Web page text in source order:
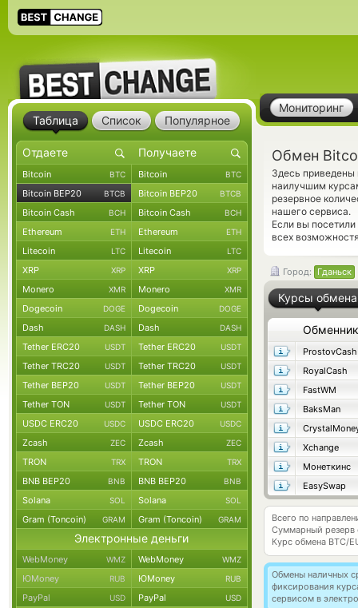
Мониторинг
Обмен
Здесь
наилучшим
резервное
нашего сервиса.
Если вы
всех
Город: Гданьск
Курсы обмена
Обменник
ProstovCash
RoyalCash
FastWM
BaksMan
Xchange
Монеткинс
EasySwap
Всего по
Суммарный резерв
Курс обмена BTC/
Обмены наличных
фиксирования
сервисом в
Таблица Список Популярное
Bitcoin BTC Bitcoin BTC
Bitcoin BEP20 BTCB Bitcoin BEP20 BTCB
Bitcoin Cash BCH Bitcoin Cash BCH
Ethereum ETH Ethereum ETH
Litecoin LTC Litecoin LTC
XRP XRP XRP XRP
Monero XMR Monero XMR
Dogecoin DOGE Dogecoin DOGE
Dash DASH Dash DASH
Tether ERC20 USDT Tether ERC20 USDT
Tether TRC20 USDT Tether TRC20 USDT
Tether BEP20 USDT Tether BEP20 USDT
Tether TON USDT Tether TON USDT
USDC ERC20 USDC USDC ERC20 USDC
Zcash ZEC Zcash ZEC
TRON TRX TRON TRX
BNB BEP20 BNB BNB BEP20 BNB
Solana SOL Solana SOL
Gram (Toncoin) GRAM Gram (Toncoin) GRAM
Электронные деньги
WebMoney WMZ WebMoney WMZ
ЮMoney RUB ЮMoney RUB
PayPal USD PayPal USD